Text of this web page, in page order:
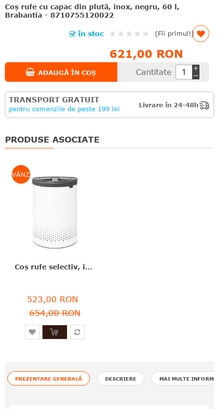
Coş rufe cu capac din plută, inox, negru, 60 l,
Brabantia - 8710755120022
Rating:
(Fii primul!)
în stoc
621,00 RON
Cantitate
ADAUGĂ ÎN COȘ
TRANSPORT GRATUIT
pentru comenzile de peste 199 lei
Livrare în 24-48h
PRODUSE ASOCIATE
VÂNZARE
Coş rufe selectiv, inox, alb, 55 l, Brabantia - 8710755304903
523,00 RON
654,00 RON
PREZENTARE GENERALĂ DESCRIERE MAI MULTE